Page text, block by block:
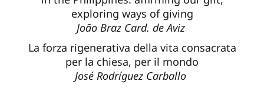
exploring ways of giving
João Braz Card. de Aviz
La forza rigenerativa della vita consacrata
per la chiesa, per il mondo
José Rodríguez Carballo